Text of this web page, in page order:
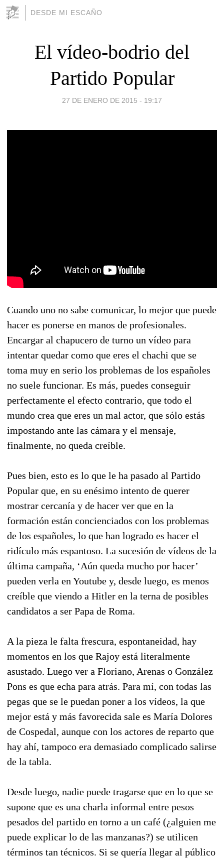
DESDE MI ESCAÑO
El vídeo-bodrio del
Partido Popular
27 DE ENERO DE 2015 - 19:17
Cuando uno no sabe comunicar, lo mejor que puede
hacer es ponerse en manos de profesionales.
Encargar al chapucero de turno un vídeo para
intentar quedar como que eres el chachi que se
toma muy en serio los problemas de los españoles
no suele funcionar. Es más, puedes conseguir
perfectamente el efecto contrario, que todo el
mundo crea que eres un mal actor, que sólo estás
impostando ante las cámara y el mensaje,
finalmente, no queda creíble.
Pues bien, esto es lo que le ha pasado al Partido
Popular que, en su enésimo intento de querer
mostrar cercanía y de hacer ver que en la
formación están concienciados con los problemas
de los españoles, lo que han logrado es hacer el
ridículo más espantoso. La sucesión de vídeos de la
última campaña, ‘Aún queda mucho por hacer’
pueden verla en Youtube y, desde luego, es menos
creíble que viendo a Hitler en la terna de posibles
candidatos a ser Papa de Roma.
A la pieza le falta frescura, espontaneidad, hay
momentos en los que Rajoy está literalmente
asustado. Luego ver a Floriano, Arenas o González
Pons es que echa para atrás. Para mí, con todas las
pegas que se le puedan poner a los vídeos, la que
mejor está y más favorecida sale es María Dolores
de Cospedal, aunque con los actores de reparto que
hay ahí, tampoco era demasiado complicado salirse
de la tabla.
Desde luego, nadie puede tragarse que en lo que se
supone que es una charla informal entre pesos
pesados del partido en torno a un café (¿alguien me
puede explicar lo de las manzanas?) se utilicen
términos tan técnicos. Si se quería llegar al público